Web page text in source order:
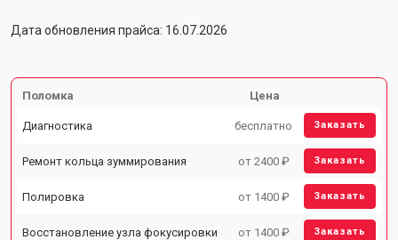
Дата обновления прайса: 16.07.2026
Поломка Цена
Диагностика бесплатно Заказать
Ремонт кольца зуммирования от 2400 ₽ Заказать
Полировка от 1400 ₽ Заказать
Восстановление узла фокусировки от 1400 ₽ Заказать